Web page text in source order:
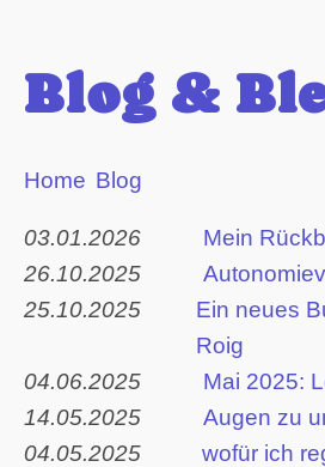
Blog &
Home Blog
03.01.2026
Mein
26.10.2025
25.10.2025
Ein neues
Roig
04.06.2025
Mai 2025:
14.05.2025
Augen zu
04.05.2025
wofür ich